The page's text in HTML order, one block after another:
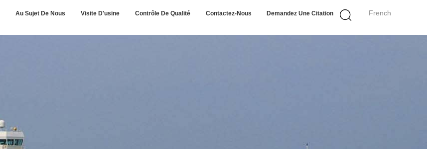
French
Au Sujet De Nous Visite D'usine Contrôle De Qualité Contactez-Nous Demandez Une Citation